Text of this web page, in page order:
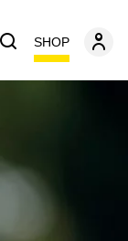
SHOP